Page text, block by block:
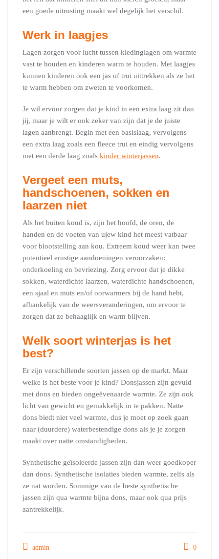
een goede uitrusting maakt wel degelijk het verschil.
Werk in laagjes
Lagen zorgen voor lucht tussen kledinglagen om warmte
vast te houden en kinderen warm te houden. Met laagjes
kunnen kinderen ook een jas of trui uittrekken als ze het
te warm hebben om zweten te voorkomen.
Je wil ervoor zorgen dat je kind in een extra laag zit dan
jij, maar je wilt er ook zeker van zijn dat je de juiste
lagen aanbrengt. Begin met een basislaag, vervolgens
een extra laag zoals een fleece trui en eindig vervolgens
met een derde laag zoals kinder winterjassen.
Vergeet een muts,
handschoenen, sokken en
laarzen niet
Als het buiten koud is, zijn het hoofd, de oren, de
handen en de voeten van ujew kind het meest vatbaar
voor blootstelling aan kou. Extreem koud weer kan twee
potentieel ernstige aandoeningen veroorzaken:
onderkoeling en bevriezing. Zorg ervoor dat je dikke
sokken, waterdichte laarzen, waterdichte handschoenen,
een sjaal en muts en/of oorwarmers bij de hand hebt,
afhankelijk van de weersveranderingen, om ervoor te
zorgen dat ze behaaglijk en warm blijven.
Welk soort winterjas is het
best?
Er zijn verschillende soorten jassen op de markt. Maar
welke is het beste voor je kind? Donsjassen zijn gevuld
met dons en bieden ongeëvenaarde warmte. Ze zijn ook
licht van gewicht en gemakkelijk in te pakken. Natte
dons biedt niet veel warmte, dus je moet op zoek gaan
naar (duurdere) waterbestendige dons als je je zorgen
maakt over natte omstandigheden.
Synthetische geïsoleerde jassen zijn dan weer goedkoper
dan dons. Synthetische isolaties bieden warmte, zelfs als
ze nat worden. Sommige van de beste synthetische
jassen zijn qua warmte bijna dons, maar ook qua prijs
aantrekkelijk.
admin 0